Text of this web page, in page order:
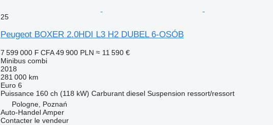
25
Peugeot BOXER 2.0HDI L3 H2 DUBEL 6-OSÓB
7 599 000 F CFA 49 900 PLN ≈ 11 590 €
Minibus combi
2018
281 000 km
Euro 6
Puissance 160 ch (118 kW) Carburant diesel Suspension ressort/ressort
Pologne, Poznań
Auto-Handel Amper
Contacter le vendeur